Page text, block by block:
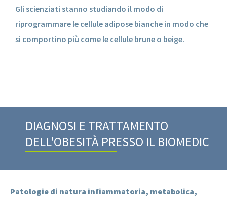
Gli scienziati stanno studiando il modo di
riprogrammare le cellule adipose bianche in modo che
si comportino più come le cellule brune o beige.
DIAGNOSI E TRATTAMENTO
DELL'OBESITÀ PRESSO IL BIOMEDIC
Patologie di natura infiammatoria, metabolica,